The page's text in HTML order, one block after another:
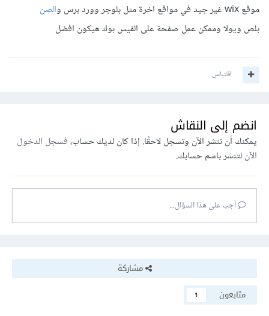
موقع wix غير جيد في مواقع اخرة مثل بلوجر وورد برس و
الصن
بلص ويولا وممكن عمل صفحة على الفيس بوك هيكون افضل
اقتباس
انضم إلى النقاش
يمكنك أن تنشر الآن وتسجل لاحقًا. إذا كان لديك حساب،فسجل الدخول
الآنلتنشر باسم حسابك.
أجب على هذا السؤال...
مشاركة
متابعون
1